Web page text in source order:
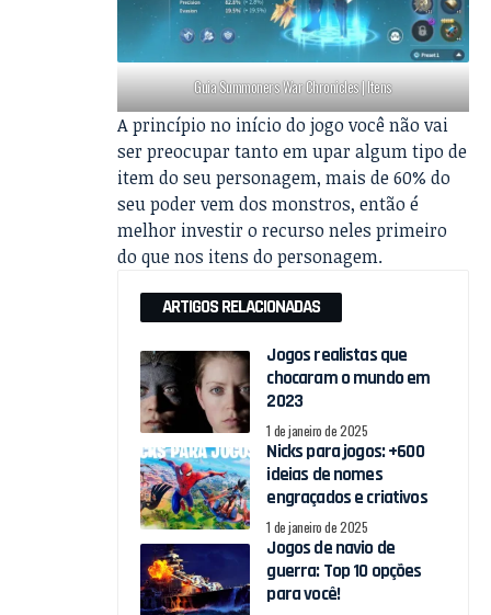
Guia Summoners War Chronicles | Itens
A princípio no início do jogo você não vai
ser preocupar tanto em upar algum tipo de
item do seu personagem, mais de 60% do
seu poder vem dos monstros, então é
melhor investir o recurso neles primeiro
do que nos itens do personagem.
ARTIGOS RELACIONADAS
Jogos realistas que
chocaram o mundo em
2023
1 de janeiro de 2025
Nicks para jogos: +600
ideias de nomes
engraçados e criativos
1 de janeiro de 2025
Jogos de navio de
guerra: Top 10 opções
para você!